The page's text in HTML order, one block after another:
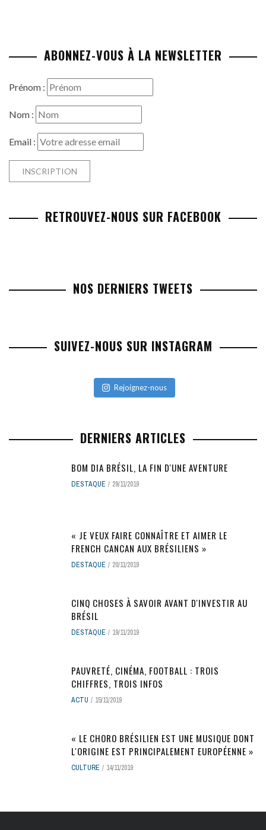
ABONNEZ-VOUS À LA NEWSLETTER
Prénom :
Nom :
Email :
RETROUVEZ-NOUS SUR FACEBOOK
NOS DERNIERS TWEETS
SUIVEZ-NOUS SUR INSTAGRAM
Rejoignez-nous
DERNIERS ARTICLES
BOM DIA BRÉSIL, LA FIN D'UNE AVENTURE
DESTAQUE 29/11/2019
« JE VEUX FAIRE CONNAÎTRE ET AIMER LE
FRENCH CANCAN AUX BRÉSILIENS »
DESTAQUE 20/11/2019
CINQ CHOSES À SAVOIR AVANT D'INVESTIR AU
BRÉSIL
DESTAQUE 19/11/2019
PAUVRETÉ, CINÉMA, FOOTBALL : TROIS
CHIFFRES, TROIS INFOS
ACTU 15/11/2019
« LE CHORO BRÉSILIEN EST UNE MUSIQUE DONT
L'ORIGINE EST PRINCIPALEMENT EUROPÉENNE »
CULTURE 14/11/2019